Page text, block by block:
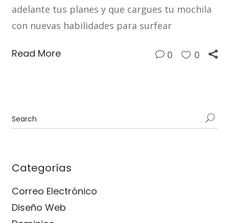
adelante tus planes y que cargues tu mochila
con nuevas habilidades para surfear
Read More 0 0
Categorías
Correo Electrónico
Diseño Web